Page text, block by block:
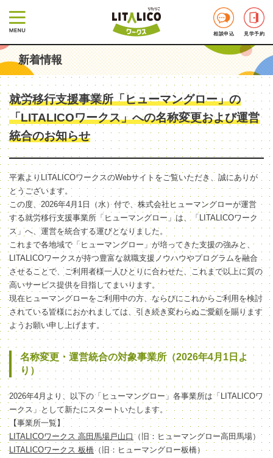
相談申込 見学予約
新着情報
就労移行支援事業所「ヒューマングロー」の
「LITALICOワークス」への名称変更および運営
統合のお知らせ
平素よりLITALICOワークスのWebサイトをご覧いただき、誠にありが
とうございます。
この度、2026年4月1日（水）付で、株式会社ヒューマングローが運営
する就労移行支援事業所「ヒューマングロー」は、「LITALICOワーク
ス」へ、運営を統合する運びとなりました。
これまで各地域で「ヒューマングロー」が培ってきた支援の強みと、
LITALICOワークスが持つ豊富な就職支援ノウハウやプログラムを融合
させることで、ご利用者様一人ひとりに合わせた、これまで以上に質の
高いサービス提供を目指してまいります。
現在ヒューマングローをご利用中の方、ならびにこれからご利用を検討
されている皆様におかれましては、引き続き変わらぬご愛顧を賜ります
ようお願い申し上げます。
名称変更・運営統合の対象事業所（2026年4月1日よ
り）
2026年4月より、以下の「ヒューマングロー」各事業所は「LITALICOワ
ークス」として新たにスタートいたします。
【事業所一覧】
LITALICOワークス 高田馬場戸山口 （旧：ヒューマングロー高田馬場）
LITALICOワークス 板橋（旧：ヒューマングロー板橋）